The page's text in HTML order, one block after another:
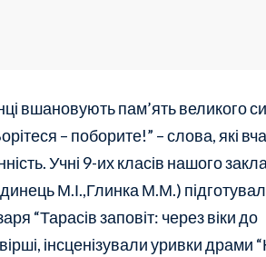
вшановують пам’ять великого
– поборите!” – слова, які
Учні 9-их класів нашого
М.І.,Глинка М.М.)
“Тарасів заповіт: через віки до
інсценізували уривки драми